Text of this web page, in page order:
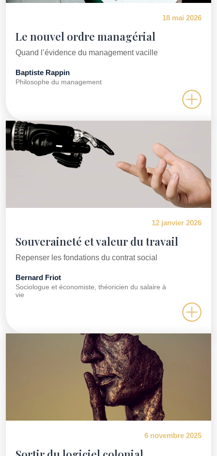
18 mai 2026
Le nouvel ordre managérial
Quand l’évidence du management vacille
Baptiste Rappin
Philosophe du management
12 janvier 2026
Souveraineté et valeur du travail
Repenser les fondations du contrat social
Bernard Friot
Sociologue et économiste, théoricien du salaire à
vie
6 novembre 2025